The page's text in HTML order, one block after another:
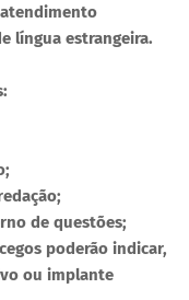
língua estrangeira.
de questões;
poderão indicar,
ou implante